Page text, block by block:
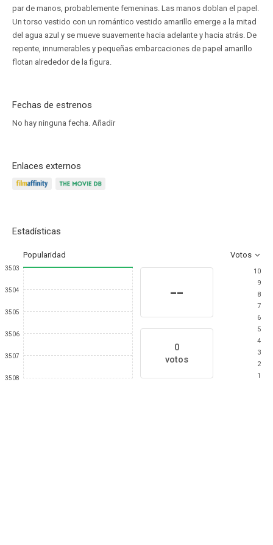
par de manos, probablemente femeninas. Las manos doblan el papel.
Un torso vestido con un romántico vestido amarillo emerge a la mitad
del agua azul y se mueve suavemente hacia adelante y hacia atrás. De
repente, innumerables y pequeñas embarcaciones de papel amarillo
flotan alrededor de la figura.
Fechas de estrenos
No hay ninguna fecha. Añadir
Enlaces externos
Estadísticas
Popularidad Votos
3503
3504
3505
3506
3507
3508
--
0
votos
10
9
8
7
6
5
4
3
2
1